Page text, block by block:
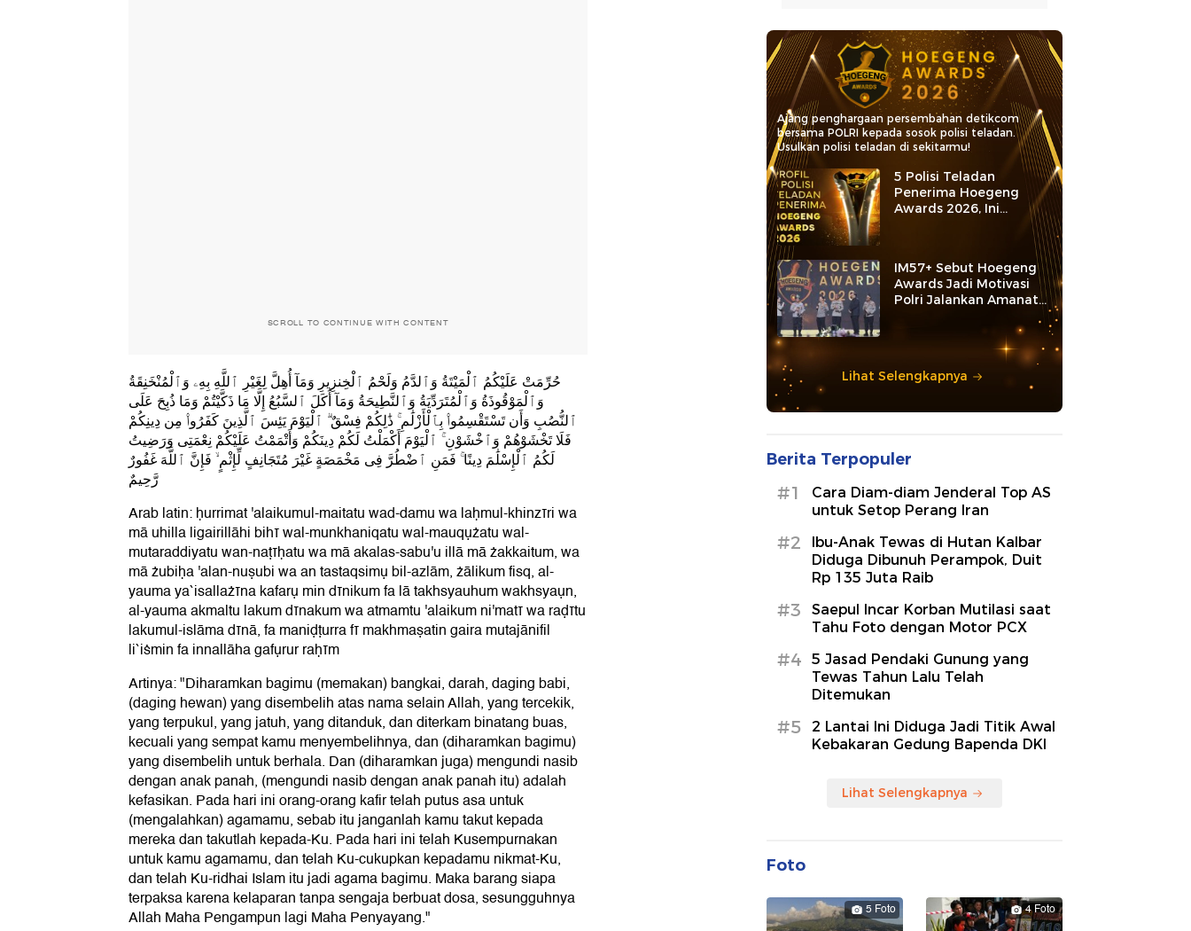
SCROLL TO CONTINUE WITH CONTENT
حُرِّمَتْ عَلَيْكُمُ ٱلْمَيْتَةُ وَٱلدَّمُ وَلَحْمُ ٱلْخِنزِيرِ وَمَآ أُهِلَّ لِغَيْرِ ٱللَّهِ بِهِۦ وَٱلْمُنْخَنِقَةُ
وَٱلْمَوْقُوذَةُ وَٱلْمُتَرَدِّيَةُ وَٱلنَّطِيحَةُ وَمَآ أَكَلَ ٱلسَّبُعُ إِلَّا مَا ذَكَّيْتُمْ وَمَا ذُبِحَ عَلَى
ٱلنُّصُبِ وَأَن تَسْتَقْسِمُوا۟ بِٱلْأَزْلَٰمِ ۚ ذَٰلِكُمْ فِسْقٌ ۗ ٱلْيَوْمَ يَئِسَ ٱلَّذِينَ كَفَرُوا۟ مِن دِينِكُمْ
فَلَا تَخْشَوْهُمْ وَٱخْشَوْنِ ۚ ٱلْيَوْمَ أَكْمَلْتُ لَكُمْ دِينَكُمْ وَأَتْمَمْتُ عَلَيْكُمْ نِعْمَتِى وَرَضِيتُ
لَكُمُ ٱلْإِسْلَٰمَ دِينًا ۚ فَمَنِ ٱضْطُرَّ فِى مَخْمَصَةٍ غَيْرَ مُتَجَانِفٍ لِّإِثْمٍ ۙ فَإِنَّ ٱللَّهَ غَفُورٌ
رَّحِيمٌ
Arab latin: ḥurrimat 'alaikumul-maitatu wad-damu wa laḥmul-khinzīri wa
mā uhilla ligairillāhi bihī wal-munkhaniqatu wal-mauqụżatu wal-
mutaraddiyatu wan-naṭīḥatu wa mā akalas-sabu'u illā mā żakkaitum, wa
mā żubiḥa 'alan-nuṣubi wa an tastaqsimụ bil-azlām, żālikum fisq, al-
yauma ya`isallażīna kafarụ min dīnikum fa lā takhsyauhum wakhsyaụn,
al-yauma akmaltu lakum dīnakum wa atmamtu 'alaikum ni'matī wa raḍītu
lakumul-islāma dīnā, fa maniḍṭurra fī makhmaṣatin gaira mutajānifil
li`iṡmin fa innallāha gafụrur raḥīm
Artinya: "Diharamkan bagimu (memakan) bangkai, darah, daging babi,
(daging hewan) yang disembelih atas nama selain Allah, yang tercekik,
yang terpukul, yang jatuh, yang ditanduk, dan diterkam binatang buas,
kecuali yang sempat kamu menyembelihnya, dan (diharamkan bagimu)
yang disembelih untuk berhala. Dan (diharamkan juga) mengundi nasib
dengan anak panah, (mengundi nasib dengan anak panah itu) adalah
kefasikan. Pada hari ini orang-orang kafir telah putus asa untuk
(mengalahkan) agamamu, sebab itu janganlah kamu takut kepada
mereka dan takutlah kepada-Ku. Pada hari ini telah Kusempurnakan
untuk kamu agamamu, dan telah Ku-cukupkan kepadamu nikmat-Ku,
dan telah Ku-ridhai Islam itu jadi agama bagimu. Maka barang siapa
terpaksa karena kelaparan tanpa sengaja berbuat dosa, sesungguhnya
Allah Maha Pengampun lagi Maha Penyayang."
Ajang penghargaan persembahan detikcom
bersama POLRI kepada sosok polisi teladan.
Usulkan polisi teladan di sekitarmu!
5 Polisi Teladan
Penerima Hoegeng
Awards 2026, Ini
Kategori dan Kiprahnya
IM57+ Sebut Hoegeng
Awards Jadi Motivasi
Polri Jalankan Amanat
Lihat Selengkapnya
Berita Terpopuler
#1
Cara Diam-diam Jenderal Top AS
untuk Setop Perang Iran
#2
Ibu-Anak Tewas di Hutan Kalbar
Diduga Dibunuh Perampok, Duit
Rp 135 Juta Raib
#3
Saepul Incar Korban Mutilasi saat
Tahu Foto dengan Motor PCX
#4
5 Jasad Pendaki Gunung yang
Tewas Tahun Lalu Telah
Ditemukan
#5
2 Lantai Ini Diduga Jadi Titik Awal
Kebakaran Gedung Bapenda DKI
Lihat Selengkapnya
Foto
5 Foto 4 Foto